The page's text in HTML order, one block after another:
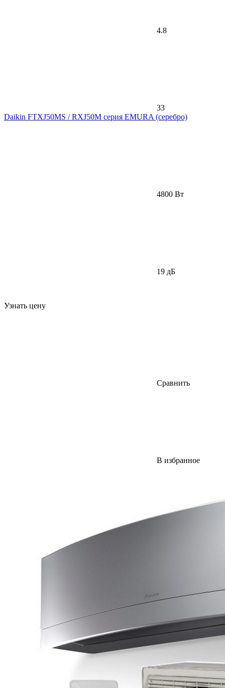
4.8
33
Daikin FTXJ50MS / RXJ50M серия EMURA (серебро)
4800 Вт
19 дБ
Узнать цену
Сравнить
В избранное